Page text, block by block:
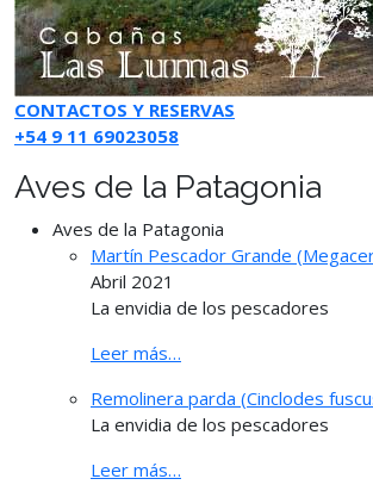
CONTACTOS Y RESERVAS
+54 9 11 69023058
Aves de la Patagonia
Aves de la Patagonia
Martín Pescador Grande
Abril 2021
La envidia de los pescadores
Leer más…
Remolinera parda (Cinclodes
La envidia de los pescadores
Leer más…